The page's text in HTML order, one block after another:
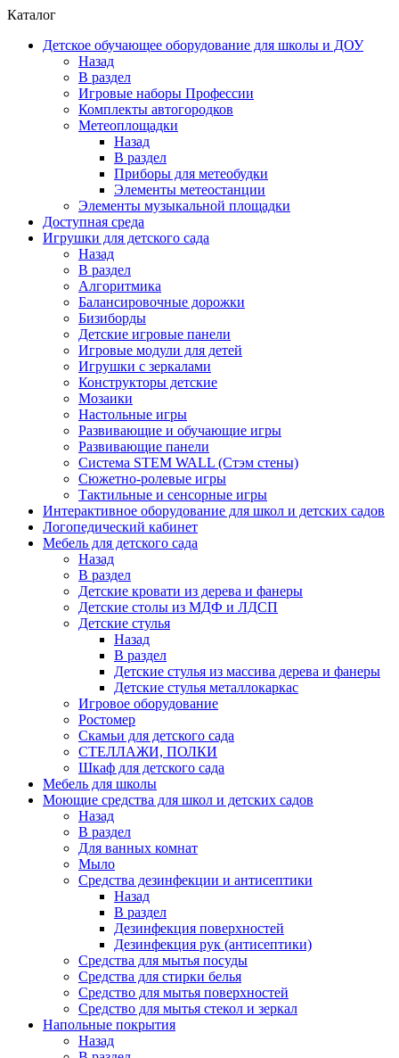
Каталог
Детское обучающее оборудование для школы и ДОУ
Назад
В раздел
Игровые наборы Профессии
Комплекты автогородков
Метеоплощадки
Назад
В раздел
Приборы для метеобудки
Элементы метеостанции
Элементы музыкальной площадки
Доступная среда
Игрушки для детского сада
Назад
В раздел
Алгоритмика
Балансировочные дорожки
Бизиборды
Детские игровые панели
Игровые модули для детей
Игрушки с зеркалами
Конструкторы детские
Мозаики
Настольные игры
Развивающие и обучающие игры
Развивающие панели
Система STEM WALL (Cтэм стены)
Сюжетно-ролевые игры
Тактильные и сенсорные игры
Интерактивное оборудование для школ и детских садов
Логопедический кабинет
Мебель для детского сада
Назад
В раздел
Детские кровати из дерева и фанеры
Детские столы из МДФ и ЛДСП
Детские стулья
Назад
В раздел
Детские стулья из массива дерева и фанеры
Детские стулья металлокаркас
Игровое оборудование
Ростомер
Скамьи для детского сада
СТЕЛЛАЖИ, ПОЛКИ
Шкаф для детского сада
Мебель для школы
Моющие средства для школ и детских садов
Назад
В раздел
Для ванных комнат
Мыло
Средства дезинфекции и антисептики
Назад
В раздел
Дезинфекция поверхностей
Дезинфекция рук (антисептики)
Средства для мытья посуды
Средства для стирки белья
Средство для мытья поверхностей
Средство для мытья стекол и зеркал
Напольные покрытия
Назад